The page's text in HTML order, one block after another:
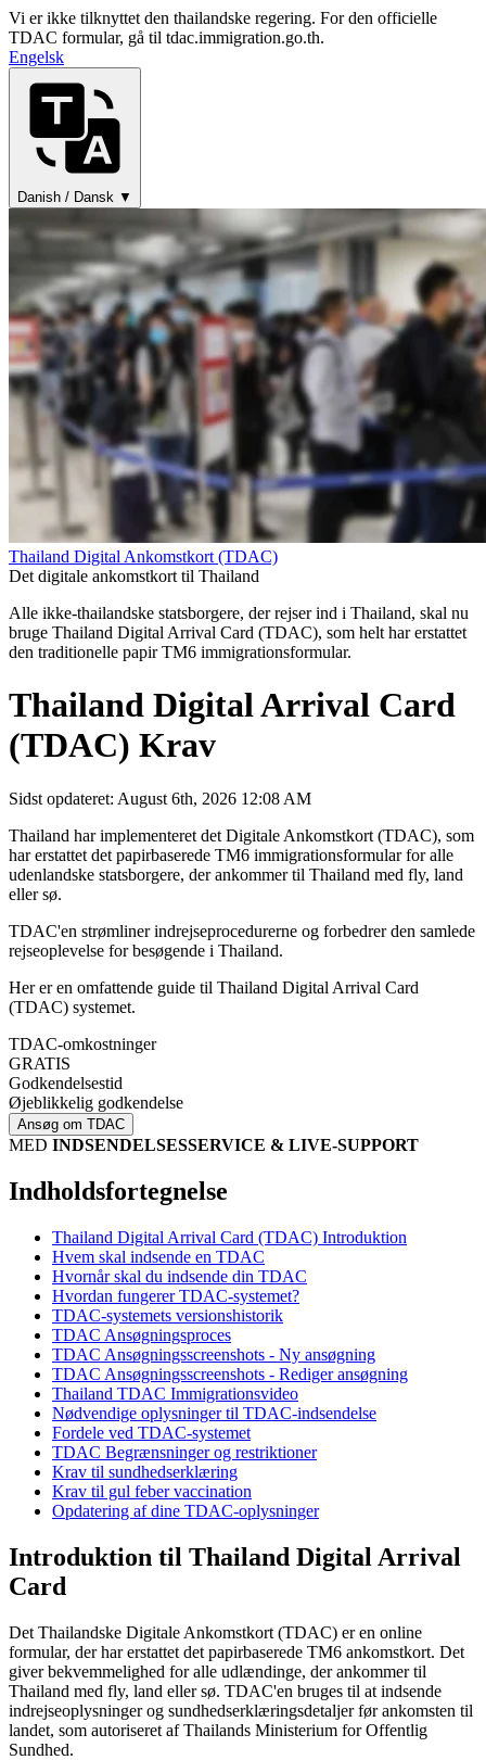
Vi er ikke tilknyttet den thailandske regering. For den officielle
TDAC formular, gå til tdac.immigration.go.th.
Engelsk
Danish / Dansk ▼
Thailand Digital Ankomstkort (TDAC)
Det digitale ankomstkort til Thailand
Alle ikke-thailandske statsborgere, der rejser ind i Thailand, skal nu
bruge Thailand Digital Arrival Card (TDAC), som helt har erstattet
den traditionelle papir TM6 immigrationsformular.
Thailand Digital Arrival Card
(TDAC) Krav
Sidst opdateret: August 6th, 2026 12:08 AM
Thailand har implementeret det Digitale Ankomstkort (TDAC), som
har erstattet det papirbaserede TM6 immigrationsformular for alle
udenlandske statsborgere, der ankommer til Thailand med fly, land
eller sø.
TDAC'en strømliner indrejseprocedurerne og forbedrer den samlede
rejseoplevelse for besøgende i Thailand.
Her er en omfattende guide til Thailand Digital Arrival Card
(TDAC) systemet.
TDAC-omkostninger
GRATIS
Godkendelsestid
Øjeblikkelig godkendelse
Ansøg om TDAC
MED INDSENDELSESSERVICE & LIVE-SUPPORT
Indholdsfortegnelse
Thailand Digital Arrival Card (TDAC) Introduktion
Hvem skal indsende en TDAC
Hvornår skal du indsende din TDAC
Hvordan fungerer TDAC-systemet?
TDAC-systemets versionshistorik
TDAC Ansøgningsproces
TDAC Ansøgningsscreenshots - Ny ansøgning
TDAC Ansøgningsscreenshots - Rediger ansøgning
Thailand TDAC Immigrationsvideo
Nødvendige oplysninger til TDAC-indsendelse
Fordele ved TDAC-systemet
TDAC Begrænsninger og restriktioner
Krav til sundhedserklæring
Krav til gul feber vaccination
Opdatering af dine TDAC-oplysninger
Introduktion til Thailand Digital Arrival
Card
Det Thailandske Digitale Ankomstkort (TDAC) er en online
formular, der har erstattet det papirbaserede TM6 ankomstkort. Det
giver bekvemmelighed for alle udlændinge, der ankommer til
Thailand med fly, land eller sø. TDAC'en bruges til at indsende
indrejseoplysninger og sundhedserklæringsdetaljer før ankomsten til
landet, som autoriseret af Thailands Ministerium for Offentlig
Sundhed.